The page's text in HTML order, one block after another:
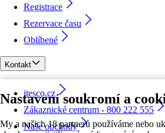
Nastavení soukromí a
My a našich 18 partnerů používáme nebo
Registrace
Rezervace času
Oblíbené
Kontakt
itesco.cz
Zákaznické centrum - 800 222 555
Naše obchody